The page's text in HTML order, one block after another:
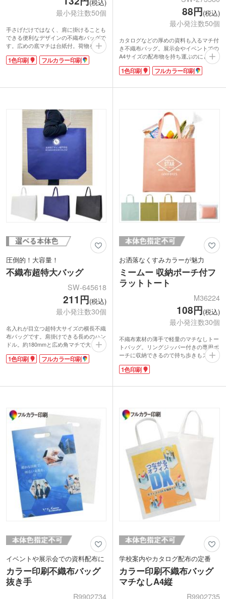
(税込)
最小発注数50個
手さげだけではなく、肩に掛けることも
できる便利なデザインの不織布バッグで
す。広めの底マチは台紙付。荷物を入れ
てもきれいなシルエットにまとまって、
書類やカタログがすっきり収まります。
す。
1色印刷 フルカラー印刷
88円(税込)
最小発注数50個
カタログなどの厚めの資料も入るマチ付
き不織布バッグ。展示会やイベントでの
A4サイズの配布物を持ち運ぶのにとても
便利です。短めハンドルのベーシックな
形状。印刷面が広く広告効果バツグンで
印刷は1色・フルカラー転写印刷に対応
クの5色をご用意しています。
1色印刷 フルカラー印刷
圧倒的！大容量！
不織布超特大バッグ
SW-645618
211円(税込)
最小発注数30個
名入れが目立つ超特大サイズの横長不織
布バッグです。肩掛けできる長めのハン
ドル。約180mmと広め角マチで大きな
パネル等もたくさん収納できます。絵画
や額装、展示会・アパレルのショッパー
1色・フルカラー転写印刷ができ、販促
1色印刷 フルカラー印刷
お洒落なくすみカラーが魅力
ミームー 収納ポーチ付フ
ラットトート
M36224
108円(税込)
最小発注数30個
不織布素材の薄手で軽量のマチなしトー
トバッグ。リングジッパー付きの専用ポ
ーチに収納できるので持ち歩きもスマー
トです。日常のお買い物にも大活躍。
400×400mmの容量だから1Lの牛乳パッ
物入れとしても使えて便利！ニュアンス
バッグ本体に1色のシルク印刷で名入れ
可能。スーパーマーケットのオープン記
念品やイベントの来場特典にいかがでし
ょうか。
1色印刷
イベントや展示会での資料配布に
カラー印刷不織布バッグ
抜き手
R9902734
学校案内やカタログ配布の定番
カラー印刷不織布バッグ
マチなしA4縦
R9902735